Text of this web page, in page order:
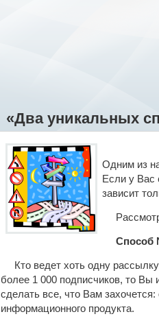
«Два уникальных
Одним из
Если у Вас
зависит
Способ
Кто ведет хоть одну
более 1 000 подписчиков, то Вы
сделать все, что Вам
информационного продукта.